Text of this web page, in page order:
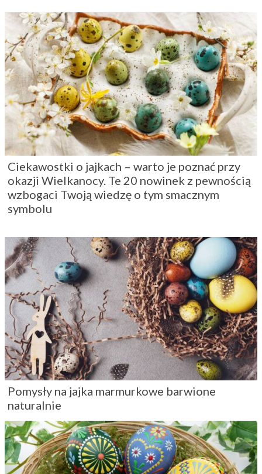
Ciekawostki o jajkach – warto je poznać przy
okazji Wielkanocy. Te 20 nowinek z pewnością
wzbogaci Twoją wiedzę o tym smacznym
symbolu
Pomysły na jajka marmurkowe barwione
naturalnie